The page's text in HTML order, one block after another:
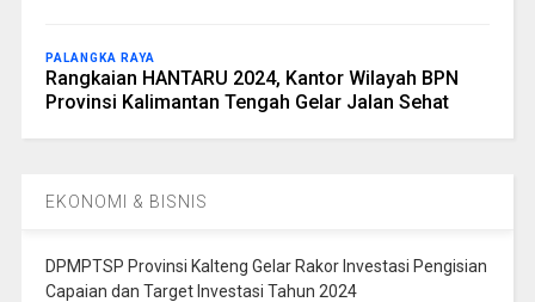
PALANGKA RAYA
Rangkaian HANTARU 2024, Kantor Wilayah BPN
Provinsi Kalimantan Tengah Gelar Jalan Sehat
EKONOMI & BISNIS
DPMPTSP Provinsi Kalteng Gelar Rakor Investasi Pengisian
Capaian dan Target Investasi Tahun 2024